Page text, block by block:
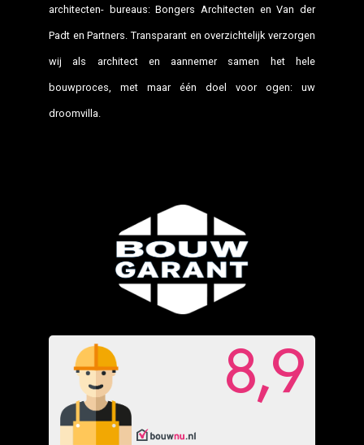
architecten- bureaus: Bongers Architecten en Van der
Padt en Partners. Transparant en overzichtelijk verzorgen
wij als architect en aannemer samen het hele
bouwproces, met maar één doel voor ogen: uw
droomvilla.